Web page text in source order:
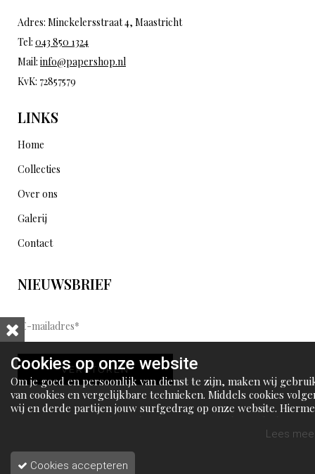
Adres: Minckelersstraat 4, Maastricht
Tel: 043 850 1324
Mail: info@papershop.nl
KvK: 72857579
LINKS
Home
Collecties
Over ons
Galerij
Contact
NIEUWSBRIEF
E
-
m
a
i
l
d
VERSTUREN
Cookies op onze website
Om je goed en persoonlijk van dienst te zijn, maken wij
van cookies en vergelijkbare technieken. Middels cookies
wij en derde partijen jouw surfgedrag op onze website.
Lees
Cookies accepteren